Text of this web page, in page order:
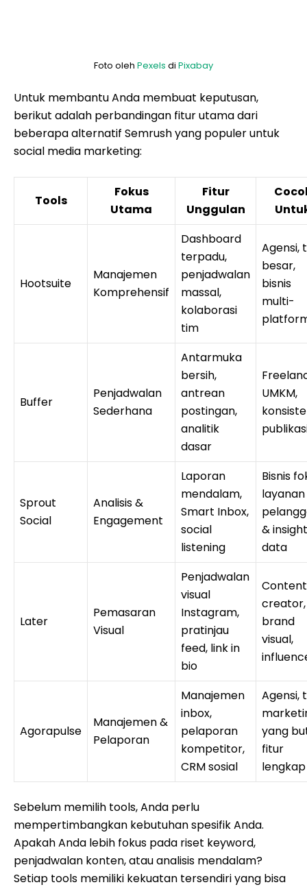
Foto oleh Pexels di Pixabay
Untuk membantu Anda membuat keputusan,
berikut adalah perbandingan fitur utama dari
beberapa alternatif Semrush yang populer untuk
social media marketing:
Tools
Fokus
Utama
Fitur
Unggulan
Hootsuite
Manajemen
Komprehensif
Dashboard
terpadu,
penjadwalan
massal,
kolaborasi
tim
Agensi,
besar,
bisnis
multi-
Buffer
Penjadwalan
Sederhana
Antarmuka
bersih,
antrean
postingan,
analitik
dasar
UMKM,
Sprout
Social
Analisis &
Engagement
Laporan
mendalam,
Smart Inbox,
social
listening
Bisnis
layanan
& insight
data
Later
Pemasaran
Visual
Penjadwalan
visual
Instagram,
pratinjau
feed, link in
bio
Content
creator,
brand
visual,
Agorapulse
Manajemen &
Pelaporan
Manajemen
inbox,
pelaporan
kompetitor,
CRM sosial
Agensi,
yang
fitur
lengkap
Sebelum memilih tools, Anda perlu
mempertimbangkan kebutuhan spesifik Anda.
Apakah Anda lebih fokus pada riset keyword,
penjadwalan konten, atau analisis mendalam?
Setiap tools memiliki kekuatan tersendiri yang bisa